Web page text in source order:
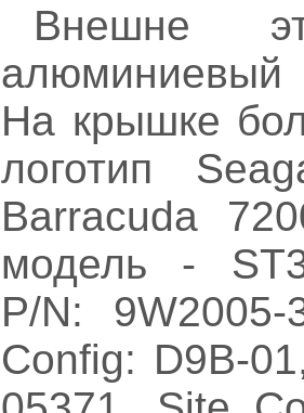
Внешне
алюминиевый
На крышке
логотип
Barracuda
модель -
P/N:
Config: D9B-